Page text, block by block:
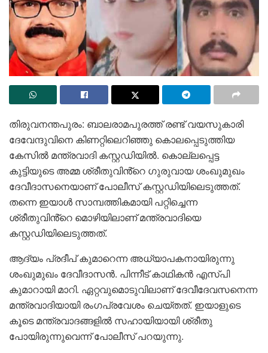
തിരുവനന്തപുരം: ബാലരാമപുരത്ത് രണ്ട് വയസുകാരി
ദേവേന്ദുവിനെ കിണറ്റിലെറിഞ്ഞു കൊലപ്പെടുത്തിയ
കേസിൽ മന്ത്രവാദി കസ്റ്റഡിയിൽ. കൊല്ലപ്പെട്ട
കുട്ടിയുടെ അമ്മ ശ്രീതുവിൻ്റെ ഗുരുവായ ശംഖുമുഖം
ദേവീദാസനെയാണ് പോലീസ് കസ്റ്റഡിയിലെടുത്തത്.
തന്നെ ഇയാൾ സാമ്പത്തികമായി പറ്റിച്ചെന്ന
ശ്രീതുവിൻ്റെ മൊഴിയിലാണ് മന്ത്രവാദിയെ
കസ്റ്റഡിയിലെടുത്തത്.
ആദ്യം പ്രദീപ് കുമാറെന്ന അധ്യാപകനായിരുന്നു
ശംഖുമുഖം ദേവീദാസൻ. പിന്നീട് കാഥികൻ എസ്‌പി
കുമാറായി മാറി. ഏറ്റവുമൊടുവിലാണ് ദേവീദേവസനെന്ന
മന്ത്രവാദിയായി രം​ഗപ്രവേശം ചെയ്തത്. ഇയാളുടെ
കൂടെ മന്ത്രവാദങ്ങളിൽ സഹായിയായി ശ്രീതു
പോയിരുന്നുവെന്ന് പോലീസ് പറയുന്നു.